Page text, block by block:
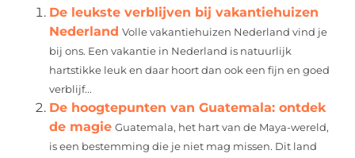
De leukste verblijven bij vakantiehuizen
Nederland Volle vakantiehuizen Nederland vind je
bij ons. Een vakantie in Nederland is natuurlijk
hartstikke leuk en daar hoort dan ook een fijn en goed
verblijf...
De hoogtepunten van Guatemala: ontdek
de magie Guatemala, het hart van de Maya-wereld,
is een bestemming die je niet mag missen. Dit land